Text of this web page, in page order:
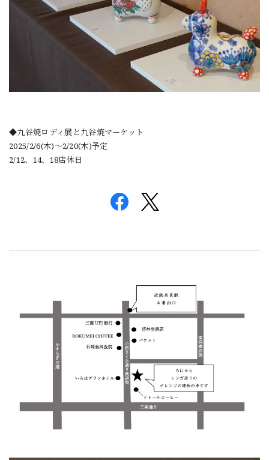
◆九谷焼ロディ展と九谷焼マーケット
2025/2/6(木)〜2/20(木)予定
2/12、14、18店休日